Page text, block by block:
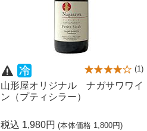
山形屋オリジナル ナガサワワイ
ン（プティシラー）
税込 1,980円 (本体価格 1,800円)
(1)